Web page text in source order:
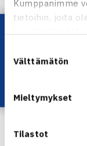
Kumppanimme
tietoihin, joita
valinta
Välttämätön
Mieltymykset
Tilastot
sekä
Tilaisuuden tavoite
antaa
pää- ja
Lataa OmaTennis!